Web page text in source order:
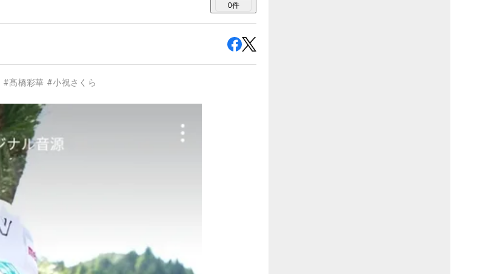
0件
#髙橋彩華 #小祝さくら